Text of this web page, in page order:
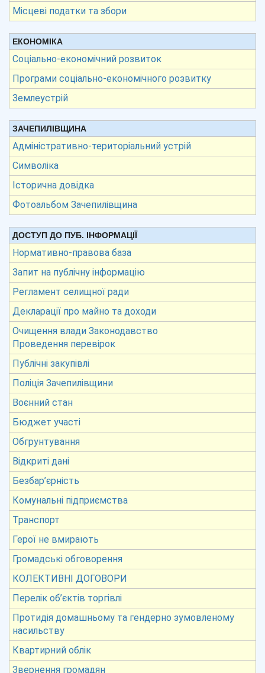
Місцеві податки та збори
ЕКОНОМІКА
Соціально-економічний розвиток
Програми соціально-економічного розвитку
Землеустрій
ЗАЧЕПИЛІВЩИНА
Адміністративно-територіальний устрій
Символіка
Історична довідка
Фотоальбом Зачепилівщина
ДОСТУП ДО ПУБ. ІНФОРМАЦІЇ
Нормативно-правова база
Запит на публічну інформацію
Регламент селищної ради
Декларації про майно та доходи
Очищення влади Законодавство
Проведення перевірок
Публічні закупівлі
Поліція Зачепилівщини
Воєнний стан
Бюджет участі
Обгрунтування
Відкриті дані
Безбар’єрність
Комунальні підприємства
Транспорт
Герої не вмирають
Громадські обговорення
КОЛЕКТИВНІ ДОГОВОРИ
Перелік об’єктів торгівлі
Протидія домашньому та гендерно зумовленому
насильству
Квартирний облік
Звернення громадян